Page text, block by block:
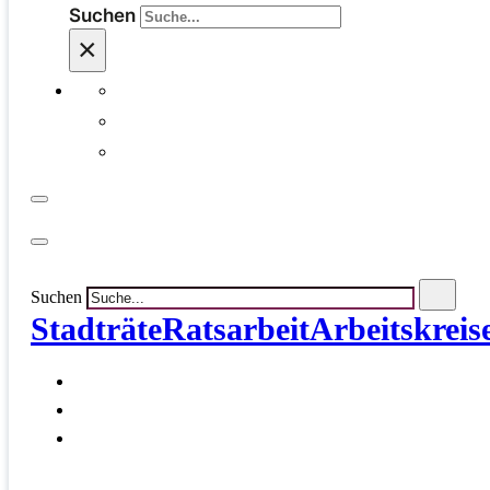
Suchen
×
Suchen
StadträteRatsarbeit